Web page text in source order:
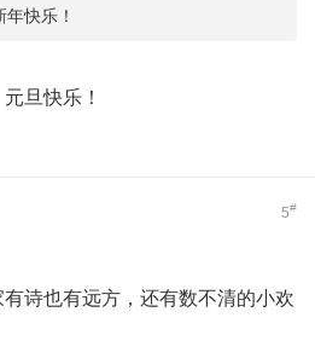
快乐！
旦快乐！
5#
诗也有远方，还有数不清的小欢